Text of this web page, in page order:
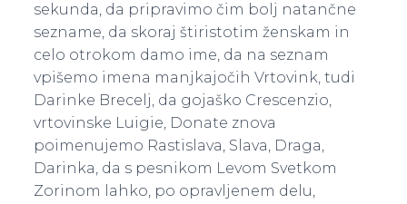
sekunda, da pripravimo čim bolj natančne
sezname, da skoraj štiristotim ženskam in
celo otrokom damo ime, da na seznam
vpišemo imena manjkajočih Vrtovink, tudi
Darinke Brecelj, da gojaško Crescenzio,
vrtovinske Luigie, Donate znova
poimenujemo Rastislava, Slava, Draga,
Darinka, da s pesnikom Levom Svetkom
Zorinom lahko, po opravljenem delu,